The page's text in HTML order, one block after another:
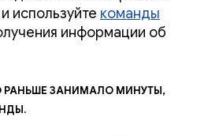
используйте команды
информации об
раньше занимало минуты,